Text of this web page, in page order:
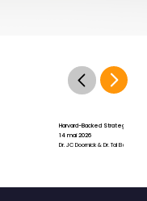
Harvard-Backed Strategies for
14 mai 2026
Dr. JC Doornick & Dr. Tal Ben-